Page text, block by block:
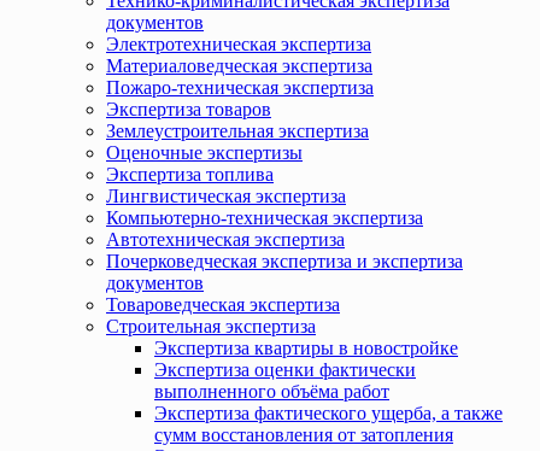
документов
Электротехническая экспертиза
Материаловедческая экспертиза
Пожаро-техническая экспертиза
Экспертиза товаров
Землеустроительная экспертиза
Оценочные экспертизы
Экспертиза топлива
Лингвистическая экспертиза
Компьютерно-техническая экспертиза
Автотехническая экспертиза
Почерковедческая экспертиза и экспертиза
документов
Товароведческая экспертиза
Строительная экспертиза
Экспертиза квартиры в новостройке
Экспертиза оценки фактически
выполненного объёма работ
Экспертиза фактического ущерба, а также
сумм восстановления от затопления